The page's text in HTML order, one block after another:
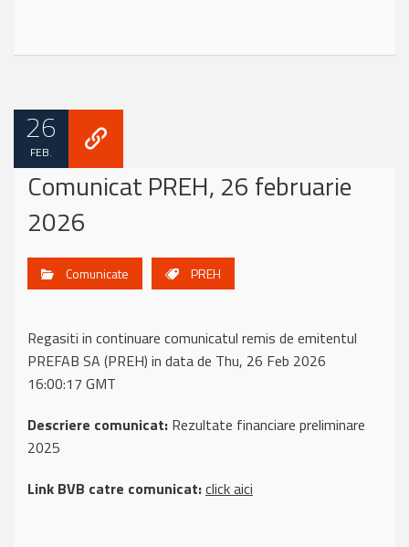
26
FEB.
Comunicat PREH, 26 februarie
2026
Comunicate PREH
Regasiti in continuare comunicatul remis de emitentul
PREFAB SA (PREH) in data de Thu, 26 Feb 2026
16:00:17 GMT
Descriere comunicat: Rezultate financiare preliminare
2025
Link BVB catre comunicat:click aici